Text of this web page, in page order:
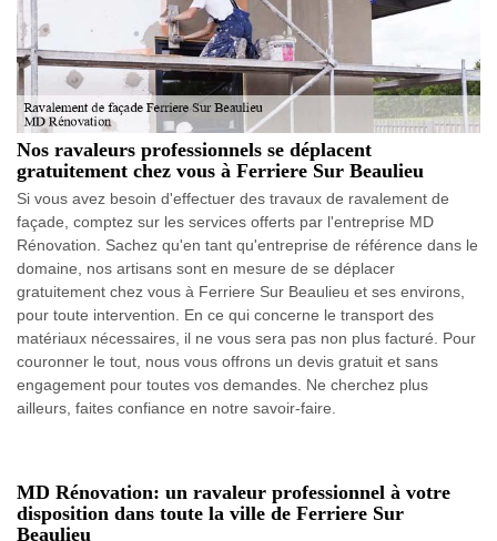
Nos ravaleurs professionnels se déplacent
gratuitement chez vous à Ferriere Sur Beaulieu
Si vous avez besoin d'effectuer des travaux de ravalement de
façade, comptez sur les services offerts par l'entreprise MD
Rénovation. Sachez qu'en tant qu'entreprise de référence dans le
domaine, nos artisans sont en mesure de se déplacer
gratuitement chez vous à Ferriere Sur Beaulieu et ses environs,
pour toute intervention. En ce qui concerne le transport des
matériaux nécessaires, il ne vous sera pas non plus facturé. Pour
couronner le tout, nous vous offrons un devis gratuit et sans
engagement pour toutes vos demandes. Ne cherchez plus
ailleurs, faites confiance en notre savoir-faire.
MD Rénovation: un ravaleur professionnel à votre
disposition dans toute la ville de Ferriere Sur
Beaulieu